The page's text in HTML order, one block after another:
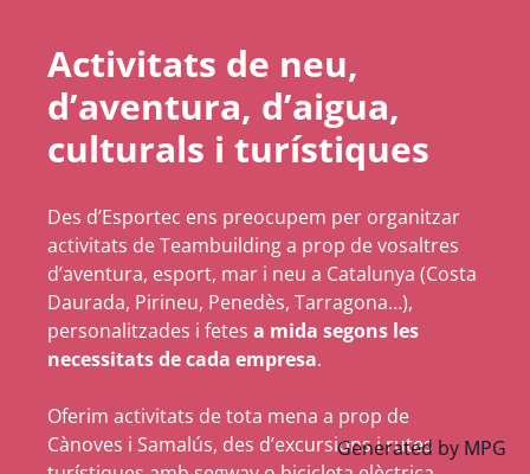
Activitats de neu,
d’aventura, d’aigua,
culturals i turístiques
Des d’Esportec ens preocupem per organitzar
activitats de Teambuilding a prop de vosaltres
d’aventura, esport, mar i neu a Catalunya (Costa
Daurada, Pirineu, Penedès, Tarragona…),
personalitzades i fetes a mida segons les
necessitats de cada empresa.
Oferim activitats de tota mena a prop de
Cànoves i Samalús, des d’excursions i rutes
Generated by MPG